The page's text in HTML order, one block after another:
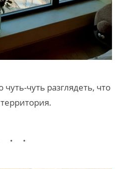
чуть разглядеть, что